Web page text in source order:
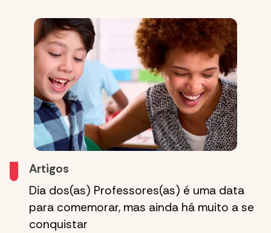
Artigos
Dia dos(as) Professores(as) é uma data
para comemorar, mas ainda há muito a se
conquistar